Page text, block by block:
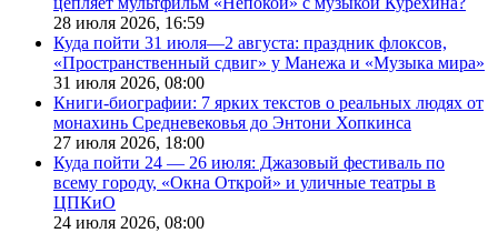
28 июля 2026, 16:59
Куда пойти 31 июля—2 августа: праздник флоксов,
«Пространственный сдвиг» у Манежа и «Музыка мира»
31 июля 2026, 08:00
Книги-биографии: 7 ярких текстов о реальных людях от
монахинь Средневековья до Энтони Хопкинса
27 июля 2026, 18:00
Куда пойти 24 — 26 июля: Джазовый фестиваль по
всему городу, «Окна Открой» и уличные театры в
ЦПКиО
24 июля 2026, 08:00